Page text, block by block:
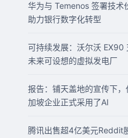
华为与 Temenos 签署技术
助力银行数字化转型
可持续发展：沃尔沃 EX90
未来可设想的虚拟发电厂
报告：铺天盖地的宣传下
加坡企业正式采用了AI
腾讯出售超4亿美元Reddit